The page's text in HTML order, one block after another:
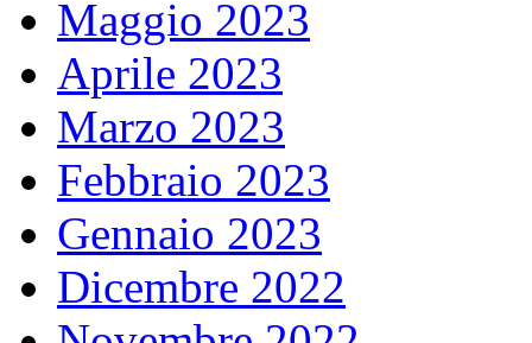
Maggio 2023
Aprile 2023
Marzo 2023
Febbraio 2023
Gennaio 2023
Dicembre 2022